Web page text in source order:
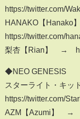
https://twitter.com/
HANAKO【
https://twitter.com/
梨杏【Rian】 →
◆NEO GENESIS
スターライト・キ
https://twitter.com/
AZM【Azumi】 →